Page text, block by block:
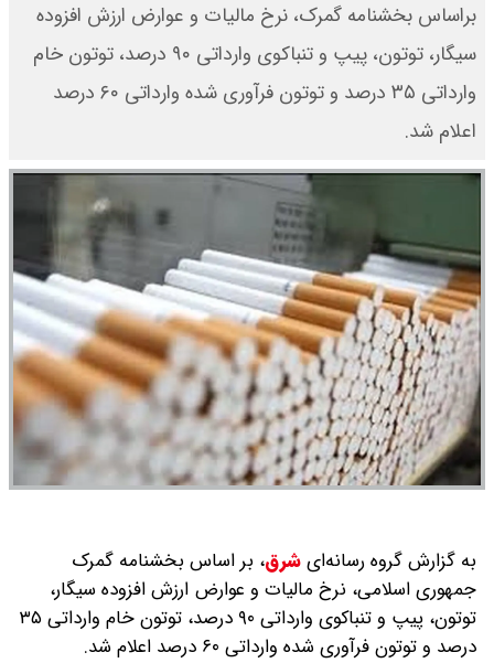
براساس بخشنامه گمرک، نرخ مالیات و عوارض ارزش افزوده
سیگار، توتون، پیپ و تنباکوی وارداتی ۹۰ درصد، توتون خام
وارداتی ۳۵ درصد و توتون فرآوری شده وارداتی ۶۰ درصد
اعلام شد.
به گزارش گروه رسانه‌ایشرق، بر اساس بخشنامه گمرک
جمهوری اسلامی، نرخ مالیات و عوارض ارزش افزوده سیگار،
توتون، پیپ و تنباکوی وارداتی ۹۰ درصد، توتون خام وارداتی ۳۵
درصد و توتون فرآوری شده وارداتی ۶۰ درصد اعلام شد.